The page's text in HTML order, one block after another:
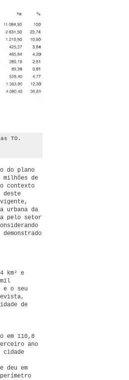
TO.
do plano
de
contexto
deste
urbana da
pelo setor
km² e
e o seu
de
em 110,8
ano
cidade
deu em